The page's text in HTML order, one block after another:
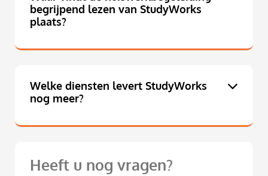
begrijpend lezen van StudyWorks
plaats?
Welke diensten levert StudyWorks
nog meer?
Heeft u nog vragen?